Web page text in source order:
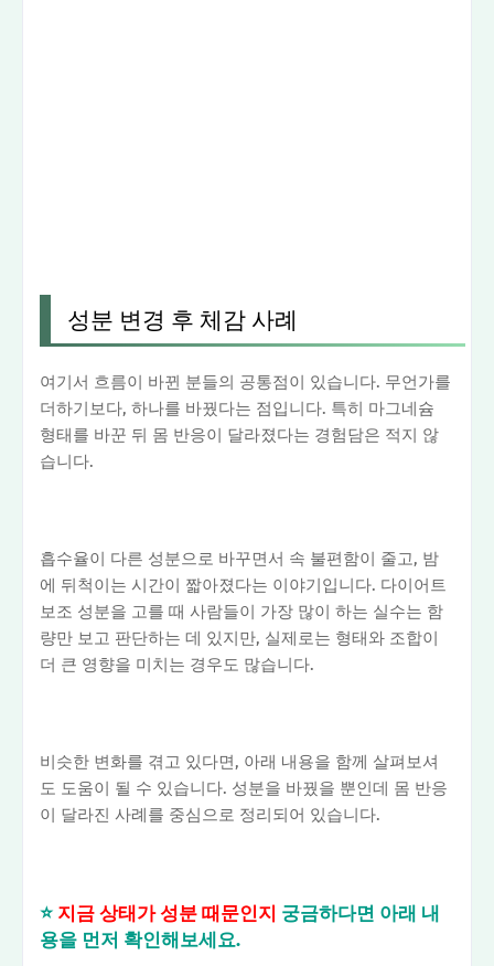
성분 변경 후 체감 사례
여기서 흐름이 바뀐 분들의 공통점이 있습니다. 무언가를
더하기보다, 하나를 바꿨다는 점입니다. 특히 마그네슘
형태를 바꾼 뒤 몸 반응이 달라졌다는 경험담은 적지 않
습니다.
흡수율이 다른 성분으로 바꾸면서 속 불편함이 줄고, 밤
에 뒤척이는 시간이 짧아졌다는 이야기입니다. 다이어트
보조 성분을 고를 때 사람들이 가장 많이 하는 실수는 함
량만 보고 판단하는 데 있지만, 실제로는 형태와 조합이
더 큰 영향을 미치는 경우도 많습니다.
비슷한 변화를 겪고 있다면, 아래 내용을 함께 살펴보셔
도 도움이 될 수 있습니다. 성분을 바꿨을 뿐인데 몸 반응
이 달라진 사례를 중심으로 정리되어 있습니다.
⭐ 지금 상태가 성분 때문인지 궁금하다면 아래 내
용을 먼저 확인해보세요.